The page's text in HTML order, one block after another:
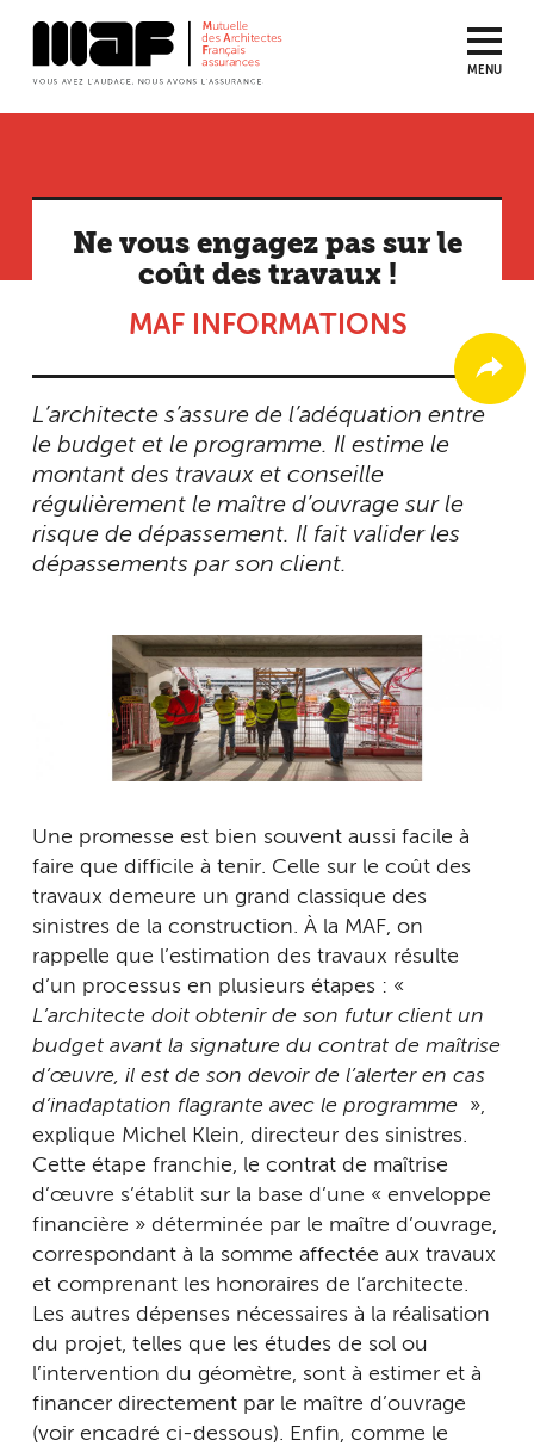
MENU
Ne vous engagez pas sur le
coût des travaux !
MAF INFORMATIONS
L’architecte s’assure de l’adéquation entre
le budget et le programme. Il estime le
montant des travaux et conseille
régulièrement le maître d’ouvrage sur le
risque de dépassement. Il fait valider les
dépassements par son client.
Une promesse est bien souvent aussi facile à
faire que difficile à tenir. Celle sur le coût des
travaux demeure un grand classique des
sinistres de la construction. À la MAF, on
rappelle que l’estimation des travaux résulte
d’un processus en plusieurs étapes : «
L’architecte doit obtenir de son futur client un
budget avant la signature du contrat de maîtrise
d’œuvre, il est de son devoir de l’alerter en cas
d’inadaptation flagrante avec le programme »,
explique Michel Klein, directeur des sinistres.
Cette étape franchie, le contrat de maîtrise
d’œuvre s’établit sur la base d’une « enveloppe
financière » déterminée par le maître d’ouvrage,
correspondant à la somme affectée aux travaux
et comprenant les honoraires de l’architecte.
Les autres dépenses nécessaires à la réalisation
du projet, telles que les études de sol ou
l’intervention du géomètre, sont à estimer et à
financer directement par le maître d’ouvrage
(voir encadré ci-dessous). Enfin, comme le